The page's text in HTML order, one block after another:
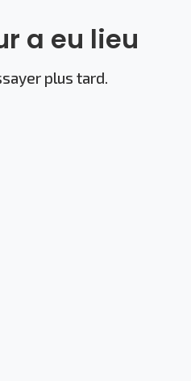
a eu lieu
plus tard.